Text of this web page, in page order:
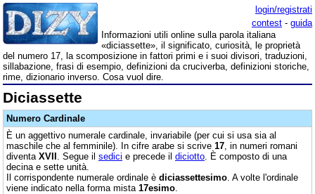
login/registrati
contest - guida
Informazioni utili online sulla parola italiana
«diciassette», il significato, curiosità, le proprietà
del numero 17, la scomposizione in fattori primi e i suoi divisori, traduzioni,
sillabazione, frasi di esempio, definizioni da cruciverba, definizioni storiche,
rime, dizionario inverso. Cosa vuol dire.
Diciassette
Numero Cardinale
È un aggettivo numerale cardinale, invariabile (per cui si usa sia al
maschile che al femminile). In cifre arabe si scrive 17 , in numeri romani
diventa XVII . Segue il sedici e precede il diciotto . È composto di una
decina e sette unità.
Il corrispondente numerale ordinale è diciassettesimo . A volte l'ordinale
viene indicato nella forma mista 17esimo